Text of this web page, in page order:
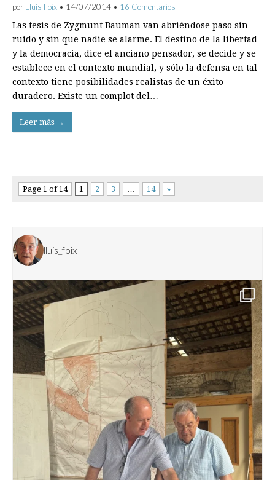
por Lluís Foix • 14/07/2014 • 16 Comentarios
Las tesis de Zygmunt Bauman van abriéndose paso sin
ruido y sin que nadie se alarme. El destino de la libertad
y la democracia, dice el anciano pensador, se decide y se
establece en el contexto mundial, y sólo la defensa en tal
contexto tiene posibilidades realistas de un éxito
duradero. Existe un complot del…
Leer más →
Page 1 of 14 1 2 3 14 »
lluis_foix